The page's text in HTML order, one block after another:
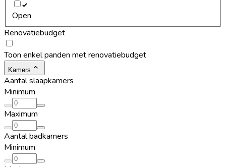
Open
Renovatiebudget
Toon enkel panden met renovatiebudget
Kamers
Aantal slaapkamers
Minimum
Maximum
Aantal badkamers
Minimum